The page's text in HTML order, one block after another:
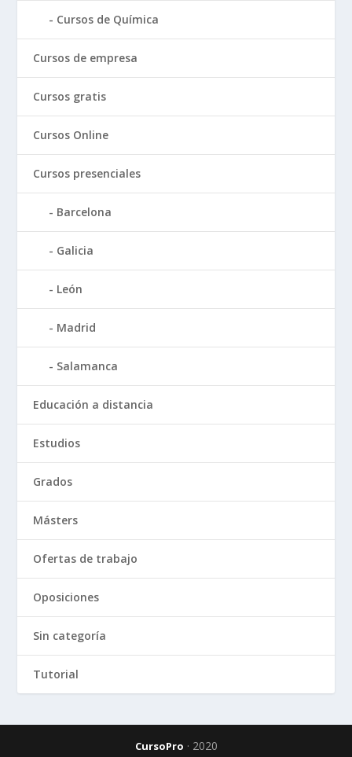
Cursos de Química
Cursos de empresa
Cursos gratis
Cursos Online
Cursos presenciales
Barcelona
Galicia
León
Madrid
Salamanca
Educación a distancia
Estudios
Grados
Másters
Ofertas de trabajo
Oposiciones
Sin categoría
Tutorial
CursoPro · 2020